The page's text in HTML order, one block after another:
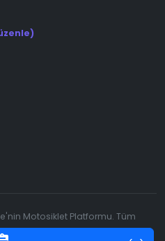
Motosiklet Platformu. Tüm